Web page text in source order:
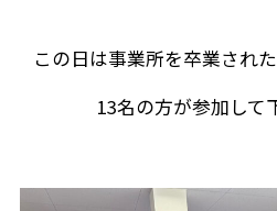
この日は事業所を卒業され
13名の方が参加して